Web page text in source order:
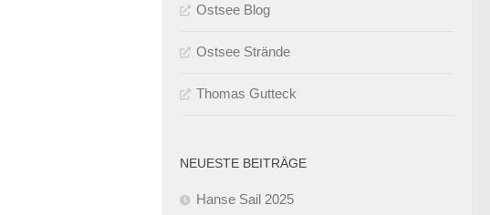
Ostsee Blog
Ostsee Strände
Thomas Gutteck
NEUESTE BEITRÄGE
Hanse Sail 2025